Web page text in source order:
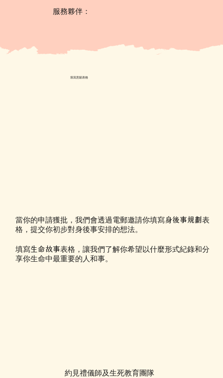
填寫意願表格
當你的申請獲批，我們會透過電郵邀請你填寫身後事規劃表
格，提交你初步對身後事安排的想法。
填寫生命故事表格，讓我們了解你希望以什麼形式紀錄和分
享你生命中最重要的人和事。
服務夥伴：
約見禮儀師及生死教育團隊